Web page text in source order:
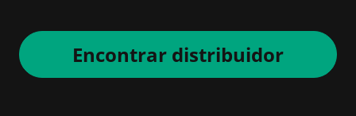
Encontrar distribuidor